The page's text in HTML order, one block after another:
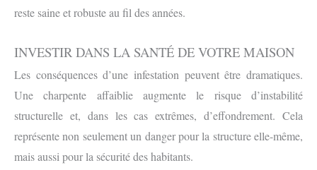
reste saine et robuste au fil des années.
INVESTIR DANS LA SANTÉ DE VOTRE MAISON
Les conséquences d’une infestation peuvent être dramatiques.
Une charpente affaiblie augmente le risque d’instabilité
structurelle et, dans les cas extrêmes, d’effondrement. Cela
représente non seulement un danger pour la structure elle-même,
mais aussi pour la sécurité des habitants.